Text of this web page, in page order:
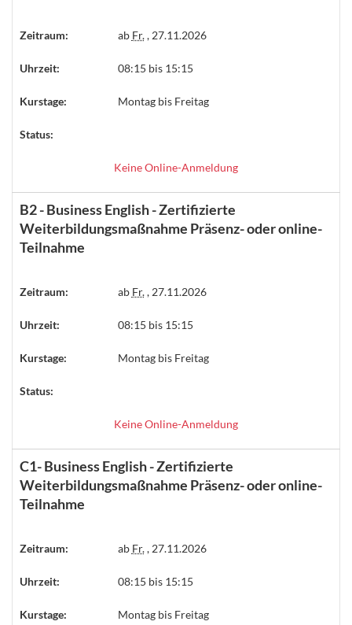
Zeitraum: ab Fr., 27.11.2026
Uhrzeit: 08:15 bis 15:15
Kurstage: Montag bis Freitag
Status:
Keine Online-Anmeldung
B2 - Business English - Zertifizierte
Weiterbildungsmaßnahme Präsenz- oder online-
Teilnahme
Zeitraum: ab Fr., 27.11.2026
Uhrzeit: 08:15 bis 15:15
Kurstage: Montag bis Freitag
Status:
Keine Online-Anmeldung
C1- Business English - Zertifizierte
Weiterbildungsmaßnahme Präsenz- oder online-
Teilnahme
Zeitraum: ab Fr., 27.11.2026
Uhrzeit: 08:15 bis 15:15
Kurstage: Montag bis Freitag